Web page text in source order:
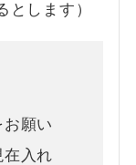
とします）
願い
在入れ